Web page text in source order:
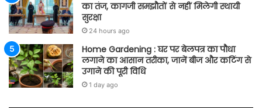
का तंज, कागजी समझौतों से नहीं मिलेगी स्थायी
सुरक्षा
24 hours ago
Home Gardening : घर पर बेलपत्र का पौधा
लगाने का आसान तरीका, जानें बीज और कटिंग से
उगाने की पूरी विधि
1 day ago